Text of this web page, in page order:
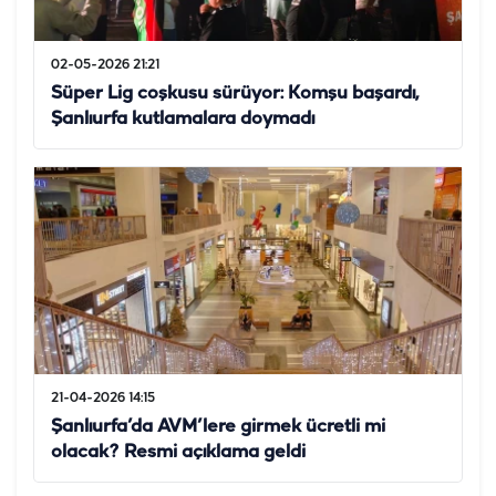
02-05-2026 21:21
Süper Lig coşkusu sürüyor: Komşu başardı,
Şanlıurfa kutlamalara doymadı
21-04-2026 14:15
Şanlıurfa’da AVM’lere girmek ücretli mi
olacak? Resmi açıklama geldi